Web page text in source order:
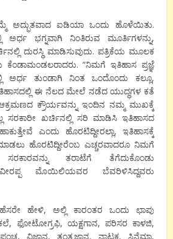
ಅದ್ಭುತವಾದ ಐಡಿಯಾ ಒಂದು ಹೊಳೆಯಿತು.
ಭಗ್ನವಾಗಿ ನಿಂತಿರುವ ಮೂರ್ತಿಗಳನ್ನು,
ದುರಸ್ಥಿ ಮಾಡಿಸುವುದು. ಪತ್ರಿಕೆಯ ಮೂಲಕ
“ನಿಮಗೆ ಇತಿಹಾಸ ಪ್ರಜ್ಞೆ
ಅರ್ಧ ತುಂಡಾಗಿ ನಿಂತ ಒಂದೊಂದು ಕಲ್ಲೂ,
ಈ ನೆಲದ ಮೇಲೆ ನಡೆದ ಯುದ್ಧಗಳ ಕತೆ
ಕ್ರೌರ್ಯವನ್ನು ಇಂದಿನ ನಮ್ಮ ಮುಖಕ್ಕೆ
ಸರಕಾರೀ ಖರ್ಚಿನಲ್ಲಿ ಸರಿ ಮಾಡಿಸಿ ಇತಿಹಾಸದ
ಎಂದು ಹೊರಟಿದ್ದೀರಲ್ಲಾ, ಇತಿಹಾಸಕ್ಕೆ
ಹೊರಟಿದ್ದೀರೆಂಬ ಎಚ್ಚರವಾದರೂ ನಿಮಗೆ
ತರಾಟೆಗೆ ತೆಗೆದುಕೊಂಡು
ವೀರಪ್ಪ ಮೊಯಿಲಿಯವರ ಬೆವರಿಳಿಸಿದ್ದವರು
ಹೇಳಿ, ಅಲ್ಲಿ ಕಾರಂತರ ಒಂದು ಛಾಪು
ಫೋಟೋಗ್ರಫಿ, ಯಕ್ಷಗಾನ, ಪರಿಸರ ಕಾಳಜಿ,
ವಿಜ್ಞಾನ, ತಂತ್ರಜ್ಞಾನ, ನಾಟಕ, ಸಿನೆಮಾ,